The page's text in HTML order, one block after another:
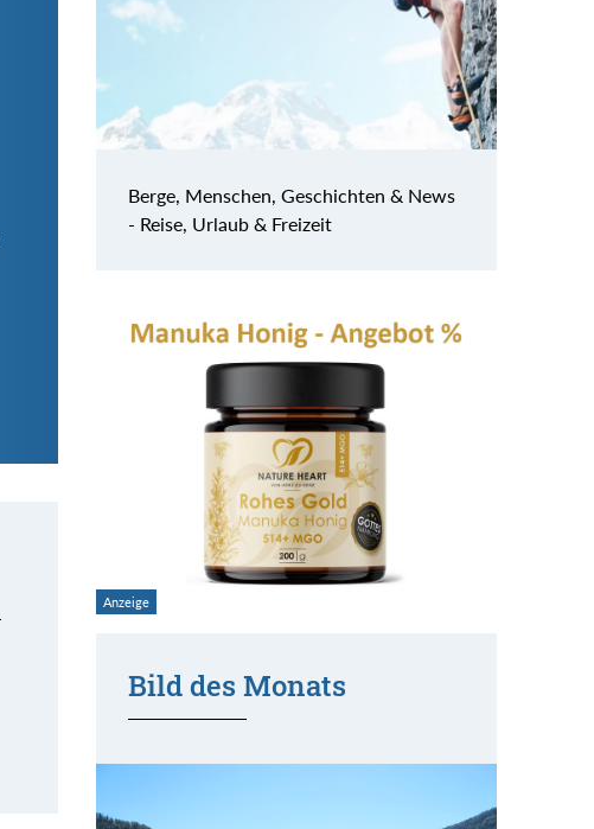
Berge, Menschen, Geschichten & News
- Reise, Urlaub & Freizeit
Bild des Monats